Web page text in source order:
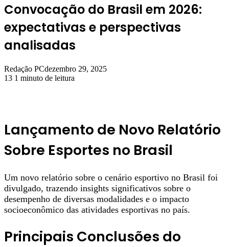
Convocação do Brasil em 2026:
expectativas e perspectivas
analisadas
Redação PCdezembro 29, 2025
13 1 minuto de leitura
Lançamento de Novo Relatório
Sobre Esportes no Brasil
Um novo relatório sobre o cenário esportivo no Brasil foi
divulgado, trazendo insights significativos sobre o
desempenho de diversas modalidades e o impacto
socioeconômico das atividades esportivas no país.
Principais Conclusões do